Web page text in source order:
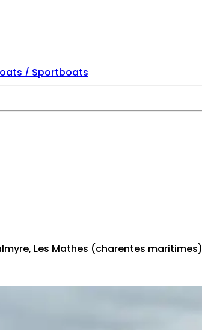
/ Sportboats
Les Mathes (charentes maritimes)